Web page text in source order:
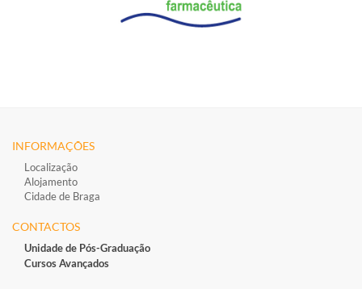
INFORMAÇÕES
Localização
Alojamento
Cidade de Braga
CONTACTOS
Unidade de Pós-Graduação
Cursos Avançados